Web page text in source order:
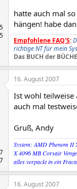
hatte auch mal
hängen! habe
Empfohlene FAQ'S:
richtige NT für mein
Das BUCH der
16. August 2007
Ist wohl teilweise
auch mal
Gruß, Andy
System: AMD Phenom II
X 4096 MB Corsair
alles verpackt in ein
16. August 2007